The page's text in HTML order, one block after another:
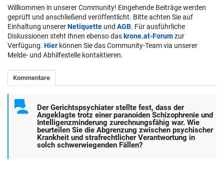
Willkommen in unserer Community! Eingehende Beiträge werden
geprüft und anschließend veröffentlicht. Bitte achten Sie auf
Einhaltung unsererNetiquette und AGB. Für ausführliche
Diskussionen steht Ihnen ebenso das krone.at-Forumzur
Verfügung. Hier können Sie das Community-Team via unserer
Melde- und Abhilfestelle kontaktieren.